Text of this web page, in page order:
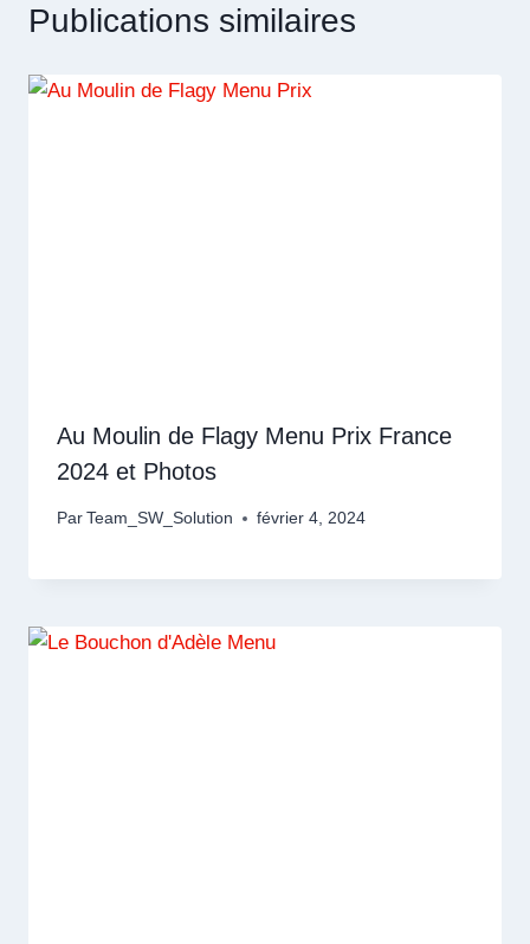
Publications similaires
Au Moulin de Flagy Menu Prix France
2024 et Photos
Par Team_SW_Solution février 4, 2024